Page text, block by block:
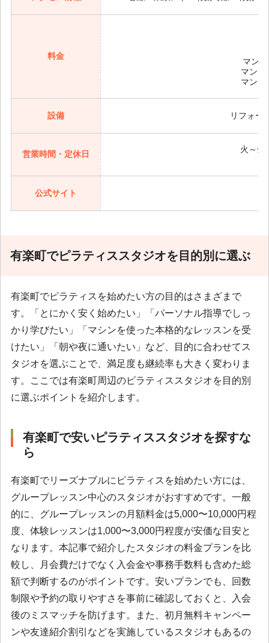
料金
マン
マンス
マンス
設備 リフォー
営業時間・定休日 火～金
公式サイト
有楽町でピラティススタジオを目的別に選ぶ
有楽町でピラティスを始めたい方の目的はさまざまで
す。「とにかく安く始めたい」「パーソナル指導でしっ
かり学びたい」「マシンを使った本格的なレッスンを受
けたい」「朝や夜に通いたい」など、目的に合わせてス
タジオを選ぶことで、満足度も継続率も大きく変わりま
す。ここでは有楽町周辺のピラティススタジオを目的別
に選ぶポイントを紹介します。
有楽町で安いピラティススタジオを探すな
ら
有楽町でリーズナブルにピラティスを始めたい方には、
グループレッスン中心のスタジオがおすすめです。一般
的に、グループレッスンの月額料金は5,000〜10,000円程
度、体験レッスンは1,000〜3,000円程度が安価な目安と
なります。本記事で紹介したスタジオの料金プランを比
較し、月会費だけでなく入会金や事務手数料も含めた総
額で判断するのがポイントです。安いプランでも、回数
制限や予約の取りやすさを事前に確認しておくと、入会
後のミスマッチを防げます。また、初月無料キャンペー
ンや友達紹介割引などを実施しているスタジオもあるの